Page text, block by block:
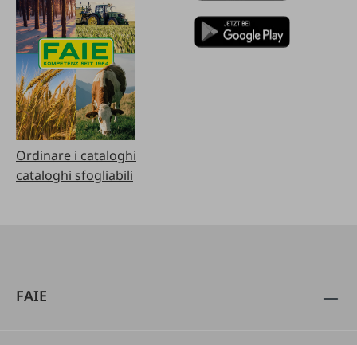
Ordinare i cataloghi
cataloghi sfogliabili
FAIE